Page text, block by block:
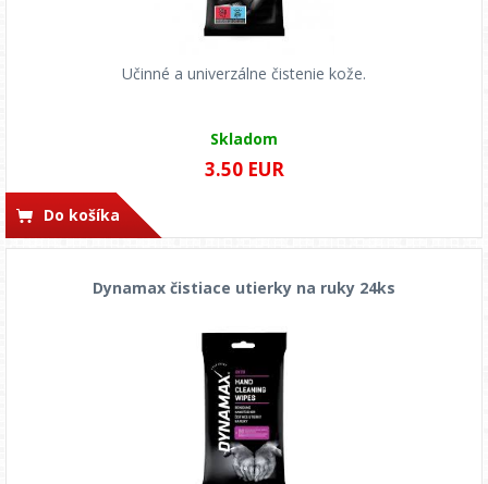
Učinné a univerzálne čistenie kože.
Skladom
3.50 EUR
Do košíka
Dynamax čistiace utierky na ruky 24ks